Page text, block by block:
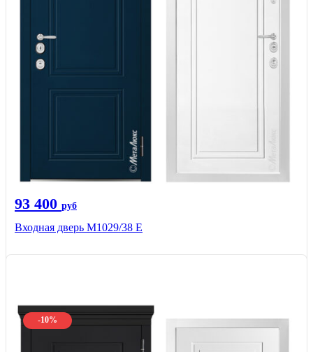
93 400 руб
Входная дверь М1029/38 E
-10%